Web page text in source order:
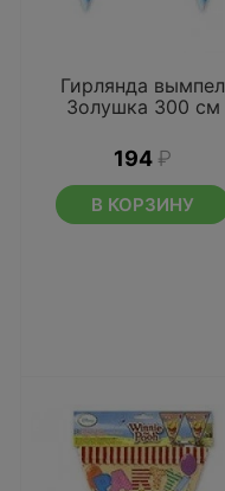
Гирлянда вымпел
Золушка 300 см
194 ₽
В КОРЗИНУ